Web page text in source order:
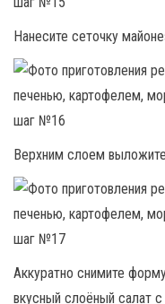
Нанесите сеточку
Верхним слоем
Аккуратно снимите
вкусный слоёный салат